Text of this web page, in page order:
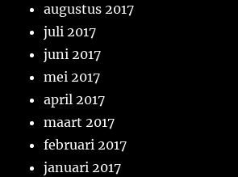
augustus 2017
juli 2017
juni 2017
mei 2017
april 2017
maart 2017
februari 2017
januari 2017